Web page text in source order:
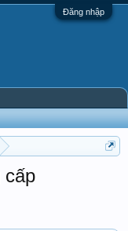
Đăng nhập
cấp